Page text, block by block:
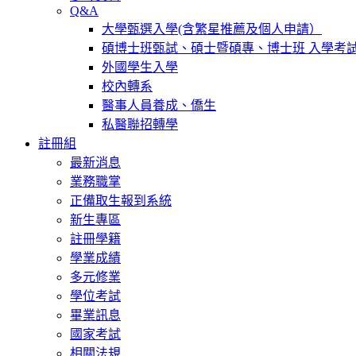
Q&A
大學甄選入學(含繁星推薦及個人申請）
碩博士班甄試、碩士暨碩專、博士班 入學考
外國學生入學
校內轉系
醫事人員養成、僑生
私醫聯招轉學
註冊組
最新消息
業務職掌
正備取生報到系統
新生專區
註冊學籍
學業成績
多元修業
學位考試
畢業訊息
國家考試
相關法規